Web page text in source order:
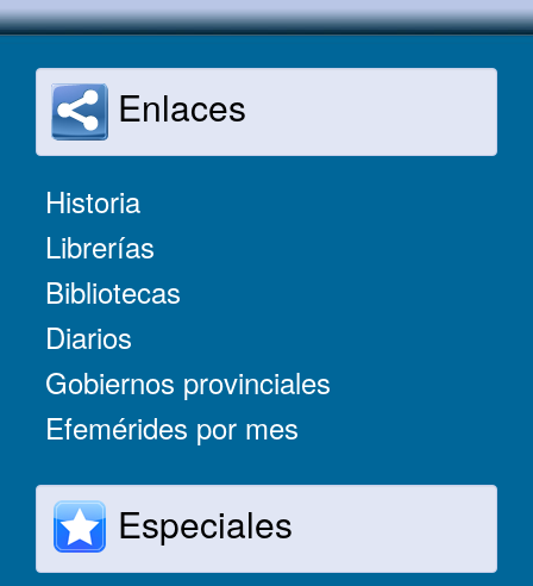
Enlaces
Historia
Librerías
Bibliotecas
Diarios
Gobiernos provinciales
Efemérides por mes
Especiales